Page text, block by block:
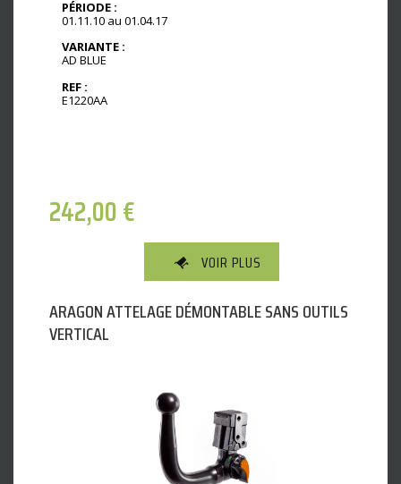
PÉRIODE :
01.11.10 au 01.04.17
VARIANTE :
AD BLUE
REF :
E1220AA
242,00€
VOIR PLUS
ARAGON ATTELAGE DÉMONTABLE SANS OUTILS
VERTICAL